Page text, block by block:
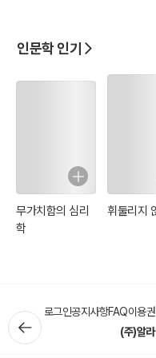
인문학 인기
무가치함의 심리
학
휘둘리지
로그인공지사항FAQ이용
(주)알